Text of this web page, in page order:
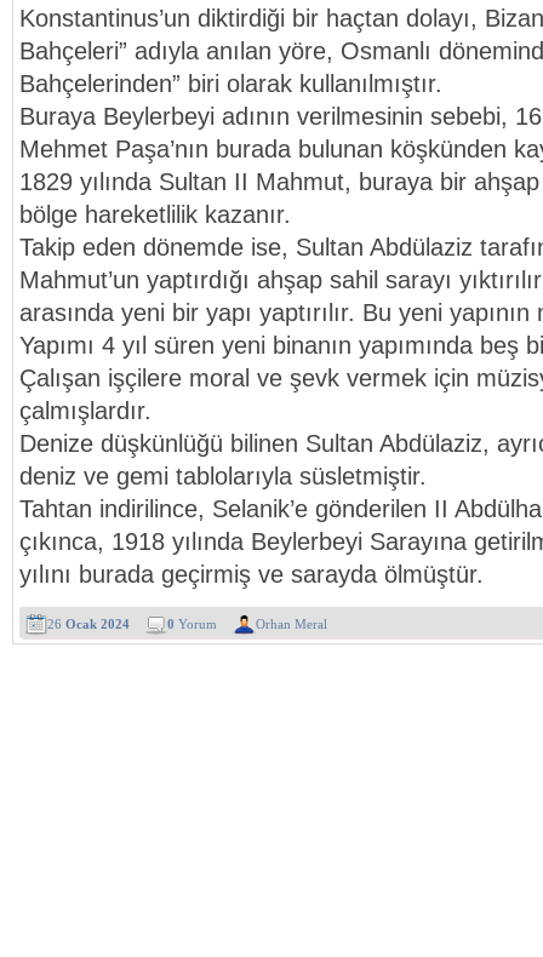
Konstantinus’un diktirdiği bir haçtan dolayı,
Bahçeleri” adıyla anılan yöre, Osmanlı
Bahçelerinden” biri olarak kullanılmıştır.
Buraya Beylerbeyi adının verilmesinin sebebi,
Mehmet Paşa’nın burada bulunan köşkünden
1829 yılında Sultan II Mahmut, buraya bir ahşap
bölge hareketlilik kazanır.
Takip eden dönemde ise, Sultan Abdülaziz
Mahmut’un yaptırdığı ahşap sahil sarayı
arasında yeni bir yapı yaptırılır. Bu yeni yapının
Yapımı 4 yıl süren yeni binanın yapımında beş
Çalışan işçilere moral ve şevk vermek için
çalmışlardır.
Denize düşkünlüğü bilinen Sultan Abdülaziz,
deniz ve gemi tablolarıyla süsletmiştir.
Tahtan indirilince, Selanik’e gönderilen II
çıkınca, 1918 yılında Beylerbeyi Sarayına
yılını burada geçirmiş ve sarayda ölmüştür.
26 Ocak 2024 0 Yorum Orhan Meral